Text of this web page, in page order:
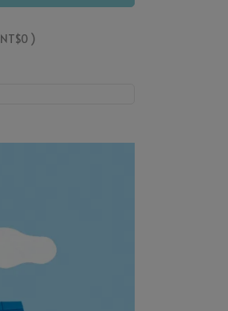
NT$0 )